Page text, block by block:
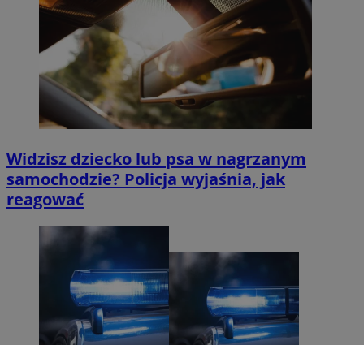
Widzisz dziecko lub psa w nagrzanym
samochodzie? Policja wyjaśnia, jak
reagować